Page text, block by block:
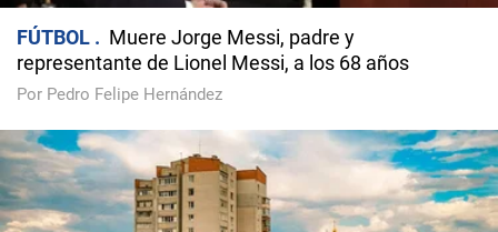
FÚTBOL
Muere Jorge Messi, padre y
representante de Lionel Messi, a los 68 años
Por Pedro Felipe Hernández